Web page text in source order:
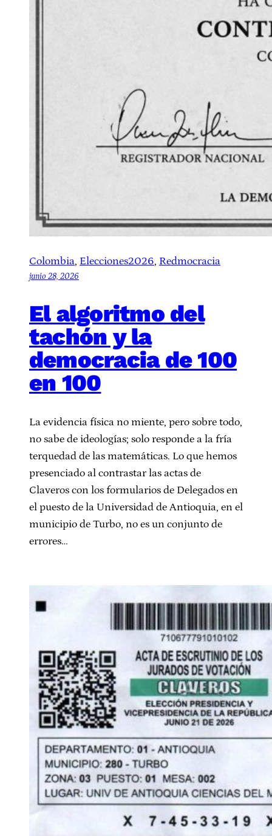
Colombia, Elecciones2026, Redmocracia
junio 28, 2026
El algoritmo del
tachón y la
democracia de 100
en 100
La evidencia física no miente, pero sobre todo,
no sabe de ideologías; solo responde a la fría
terquedad de las matemáticas. Lo que hemos
presenciado al contrastar las actas de
Claveros con los formularios de Delegados en
el puesto de la Universidad de Antioquia, en el
municipio de Turbo, no es un conjunto de
errores…